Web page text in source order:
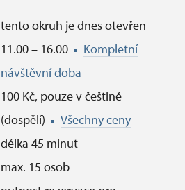
tento okruh je dnes otevřen
11.00 – 16.00
Kompletní
návštěvní doba
100 Kč, pouze v češtině
(dospělí)
Všechny ceny
délka 45 minut
max. 15 osob